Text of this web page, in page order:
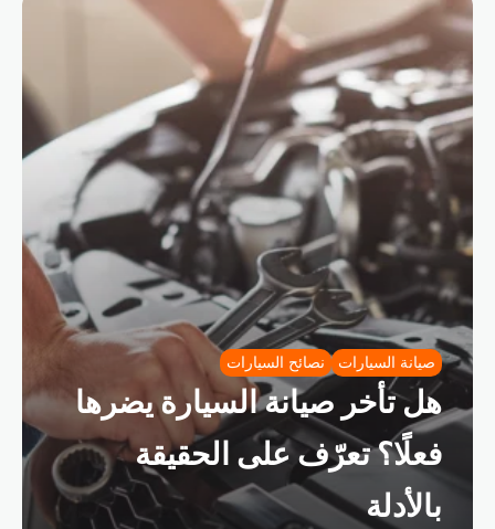
صيانة السيارات نصائح السيارات
هل تأخر صيانة السيارة يضرها
فعلًا؟ تعرّف على الحقيقة
بالأدلة